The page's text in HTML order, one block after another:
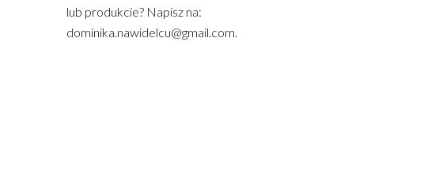
lub produkcie? Napisz na:
dominika.nawidelcu@gmail.com.